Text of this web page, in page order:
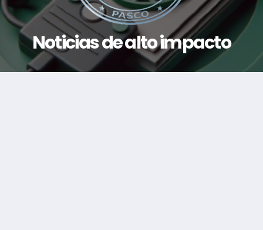
Noticias de alto impacto